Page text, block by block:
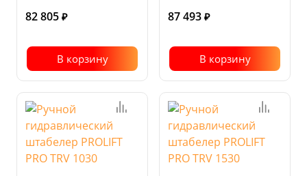
82 805 ₽
В корзину
87 493 ₽
В корзину